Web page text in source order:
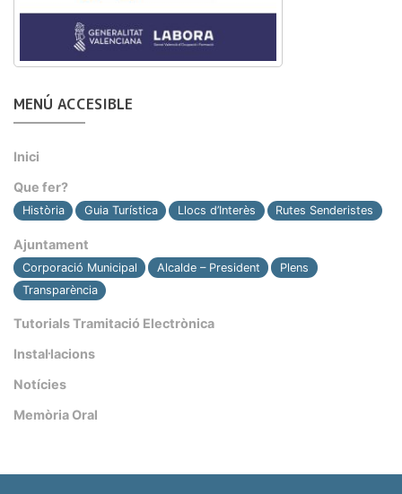
MENÚ ACCESIBLE
Inici
Que fer?
Història Guia Turística Llocs d’Interès Rutes Senderistes
Ajuntament
Corporació Municipal Alcalde – President
Plens
Transparència
Tutorials Tramitació Electrònica
Instal·lacions
Notícies
Memòria Oral